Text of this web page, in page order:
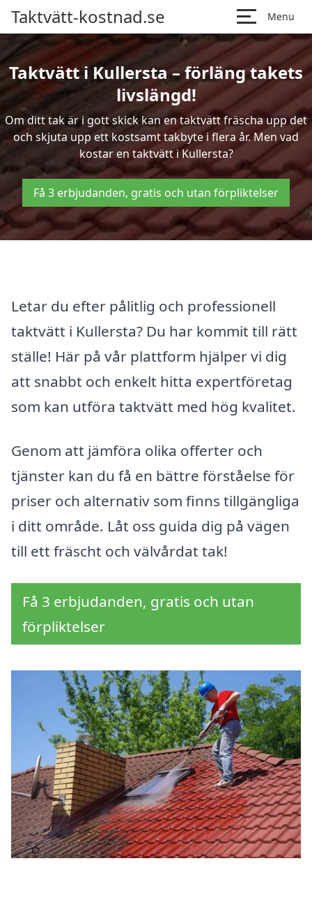
Taktvätt-kostnad.se Menu
Taktvätt i Kullersta – förläng takets
livslängd!
Om ditt tak är i gott skick kan en taktvätt fräscha upp det
och skjuta upp ett kostsamt takbyte i flera år. Men vad
kostar en taktvätt i Kullersta?
Få 3 erbjudanden, gratis och utan förpliktelser
Letar du efter pålitlig och professionell
taktvätt i Kullersta? Du har kommit till rätt
ställe! Här på vår plattform hjälper vi dig
att snabbt och enkelt hitta expertföretag
som kan utföra taktvätt med hög kvalitet.
Genom att jämföra olika offerter och
tjänster kan du få en bättre förståelse för
priser och alternativ som finns tillgängliga
i ditt område. Låt oss guida dig på vägen
till ett fräscht och välvårdat tak!
Få 3 erbjudanden, gratis och utan
förpliktelser